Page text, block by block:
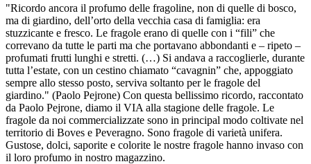
"Ricordo ancora il profumo delle fragoline, non di quelle di bosco,
ma di giardino, dell’orto della vecchia casa di famiglia: era
stuzzicante e fresco. Le fragole erano di quelle con i “fili” che
correvano da tutte le parti ma che portavano abbondanti e – ripeto –
profumati frutti lunghi e stretti. (…) Si andava a raccoglierle, durante
tutta l’estate, con un cestino chiamato “cavagnin” che, appoggiato
sempre allo stesso posto, serviva soltanto per le fragole del
giardino." (Paolo Pejrone) Con questa bellissimo ricordo, raccontato
da Paolo Pejrone, diamo il VIA alla stagione delle fragole. Le
fragole da noi commercializzate sono in principal modo coltivate nel
territorio di Boves e Peveragno. Sono fragole di varietà unifera.
Gustose, dolci, saporite e colorite le nostre fragole hanno invaso con
il loro profumo in nostro magazzino.